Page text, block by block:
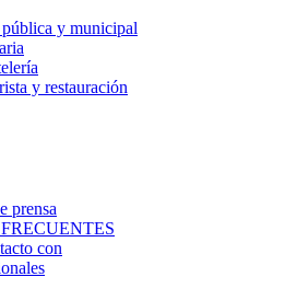
y municipal
y restauración
prensa
con